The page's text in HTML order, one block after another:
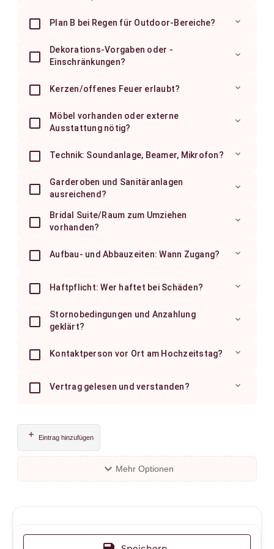
Plan B bei Regen für Outdoor-Bereiche? expand_more
Dekorations-Vorgaben oder -
Einschränkungen?
expand_more
Kerzen/offenes Feuer erlaubt? expand_more
Möbel vorhanden oder externe
Ausstattung nötig?
expand_more
Technik: Soundanlage, Beamer, Mikrofon? expand_more
Garderoben und Sanitäranlagen
ausreichend?
expand_more
Bridal Suite/Raum zum Umziehen
vorhanden?
expand_more
Aufbau- und Abbauzeiten: Wann Zugang? expand_more
Haftpflicht: Wer haftet bei Schäden? expand_more
Stornobedingungen und Anzahlung
geklärt?
expand_more
Kontaktperson vor Ort am Hochzeitstag? expand_more
Vertrag gelesen und verstanden? expand_more
add Eintrag hinzufügen
expand_more Mehr Optionen